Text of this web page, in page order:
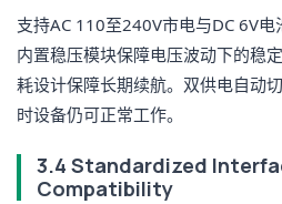
支持AC 110至240V市电与DC 6V
内置稳压模块保障电压波动下的稳
耗设计保障长期续航。双供电自动
时设备仍可正常工作。
3.4 Standardized
Compatibility